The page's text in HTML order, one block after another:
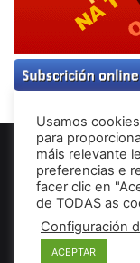
© Copyright
Usamos
para
máis relevante
preferencias e
facer clic en
de TODAS as
Configuración
ACEPTAR